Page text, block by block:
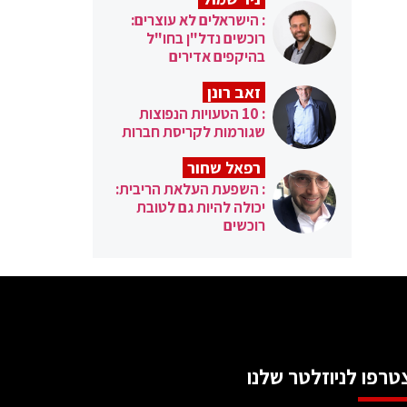
: הישראלים לא עוצרים:
רוכשים נדל"ן בחו"ל
בהיקפים אדירים
זאב רונן
: 10 הטעויות הנפוצות
שגורמות לקריסת חברות
רפאל שחור
: השפעת העלאת הריבית:
יכולה להיות גם לטובת
רוכשים
לניוזלטר שלנו